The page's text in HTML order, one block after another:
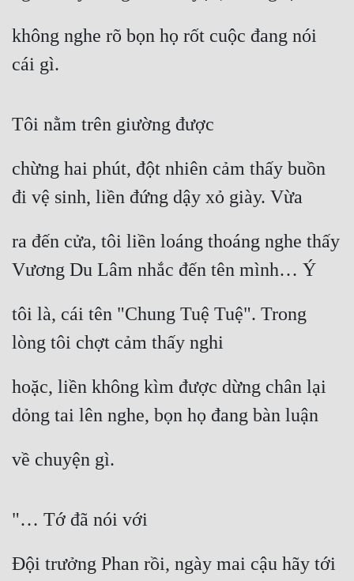
Đẹp
Đẹp Hiệp
Sát Phạt Quyết Đoán
Vô Sỉ
Điềm Đạm
không nghe rõ bọn họ rốt cuộc đang nói
cái gì.
Tôi nằm trên giường được
chừng hai phút, đột nhiên cảm thấy buồn
đi vệ sinh, liền đứng dậy xỏ giày. Vừa
ra đến cửa, tôi liền loáng thoáng nghe thấy
Vương Du Lâm nhắc đến tên mình… Ý
tôi là, cái tên "Chung Tuệ Tuệ". Trong
lòng tôi chợt cảm thấy nghi
hoặc, liền không kìm được dừng chân lại
dỏng tai lên nghe, bọn họ đang bàn luận
về chuyện gì.
"… Tớ đã nói với
Đội trưởng Phan rồi, ngày mai cậu hãy tới